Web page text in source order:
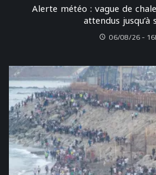
Alerte météo : vague de
attendus jusqu’à
06/08/26 -